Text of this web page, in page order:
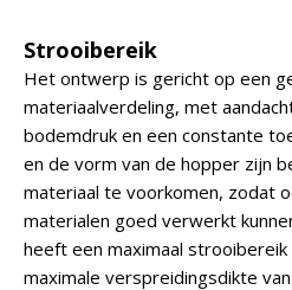
Strooibereik
Het ontwerp is gericht op een
materiaalverdeling, met
bodemdruk en een constante
en de vorm van de hopper zijn
materiaal te voorkomen, zodat
materialen goed verwerkt
heeft een maximaal
maximale verspreidingsdikte